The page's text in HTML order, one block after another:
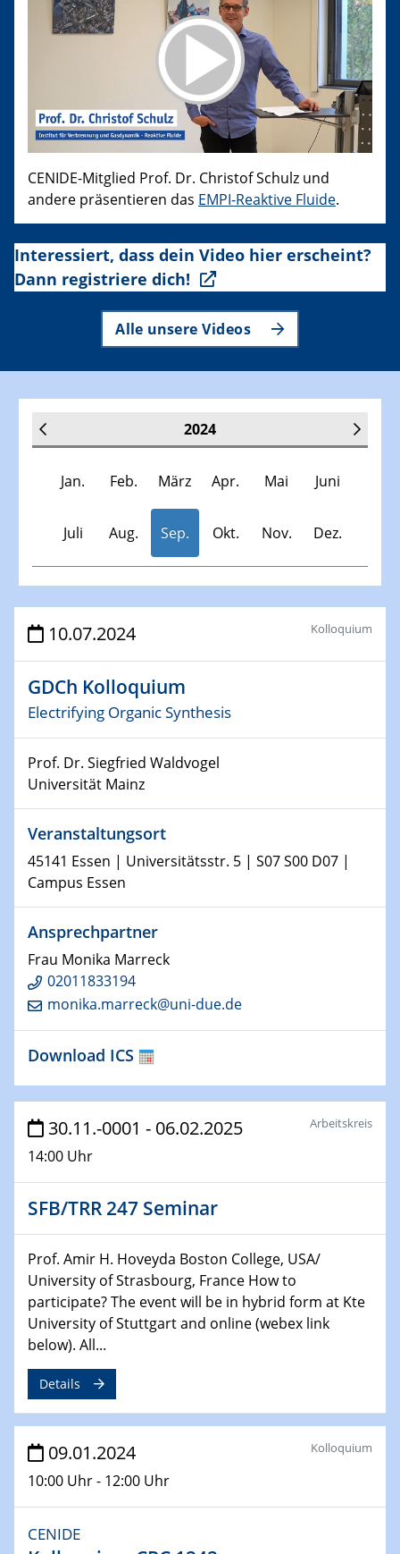
CENIDE-Mitglied Prof. Dr. Christof Schulz und
andere präsentieren das EMPI-Reaktive Fluide.
Interessiert, dass dein Video hier erscheint?
Dann registriere dich!
Alle unsere Videos
2024
Jan. Feb. März Apr. Mai Juni
Juli Aug. Sep. Okt. Nov. Dez.
Veranstaltungen
SFB/TRR 247 Seminar
09.01.2024
Kolloquium CRC 1242
Technische Chemie – Technisch-Makromolekulare
Chemie für die Wasserforschung
Kolloquium CRC 1242
23.01.2024
Kolloquium CRC 1242
24.01.2024
Bewerbungsvorrtag Besetzung W3-Professur
Technische Chemie – Technisch-Makromolekulare
Chemie für die Wasserforschung
29.01.2024
Bewerbungsvorrtag Besetzung W3-Professur
29.01.2024
Bewerbungsvorrtag Besetzung W3-Professur
Technische Chemie – Technisch-Makromolekulare
Chemie für die Wasserforschung
29.01.2024
Bewerbungsvorrtag Besetzung W3-Professur
Technische Chemie – Technisch-Makromolekulare
Chemie für die Wasserforschung
WIN & CENIDE Seminar Series on 2D-
MATURE
ICAN Nutzertreffen
10.07.2024 Kolloquium
GDCh Kolloquium
Electrifying Organic Synthesis
Prof. Dr. Siegfried Waldvogel
Universität Mainz
Veranstaltungsort
45141 Essen | Universitätsstr. 5 | S07 S00 D07 |
Campus Essen
Ansprechpartner
Frau Monika Marreck
02011833194
monika.marreck@uni-due.de
Download ICS
30.11.-0001 - 06.02.2025
14:00 Uhr
Arbeitskreis
SFB/TRR 247 Seminar
Prof. Amir H. Hoveyda Boston College, USA/
University of Strasbourg, France How to
participate? The event will be in hybrid form at Kte
University of Stuttgart and online (webex link
below). All...
Details
09.01.2024
10:00 Uhr - 12:00 Uhr
Kolloquium
CENIDE